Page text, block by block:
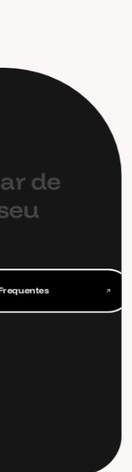
ar de
eu
requentes
requentes